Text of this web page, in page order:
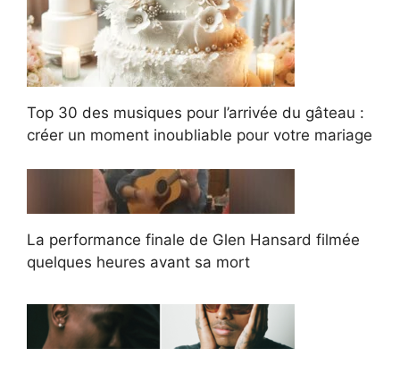
Top 30 des musiques pour l’arrivée du gâteau :
créer un moment inoubliable pour votre mariage
La performance finale de Glen Hansard filmée
quelques heures avant sa mort